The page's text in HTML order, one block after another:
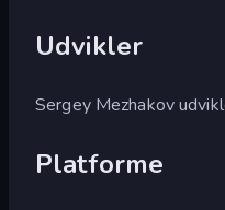
Udvikler
Sergey Mezhakov
Platforme